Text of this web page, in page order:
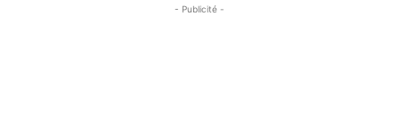
- Publicité -